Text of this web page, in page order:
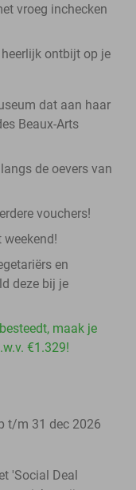
vroeg inchecken
ontbijt op je
dat aan haar
Beaux-Arts
de oevers van
vouchers!
en
deze bij je
maak je
€1.329!
t/m 31 dec 2026
'Social Deal